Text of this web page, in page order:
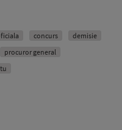
concurs
demisie
procuror general